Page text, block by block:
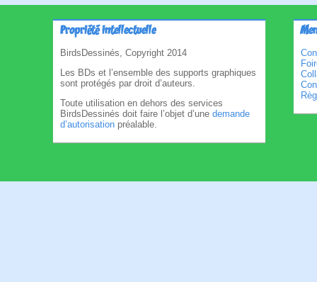
Propriété intellectuelle
BirdsDessinés, Copyright 2014
Les BDs et l’ensemble des supports graphiques
sont protégés par droit d’auteurs.
Toute utilisation en dehors des services
BirdsDessinés doit faire l’objet d’une demande
d’autorisation préalable.